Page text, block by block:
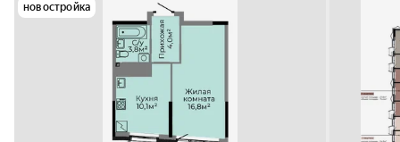
новостройка